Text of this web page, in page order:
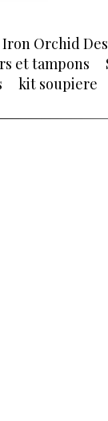
Iron Orchid
et tampons
kit soupiere